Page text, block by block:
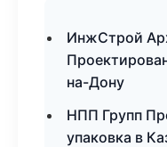
ИнжСтрой
на-Дону
НПП Групп
упаковка в